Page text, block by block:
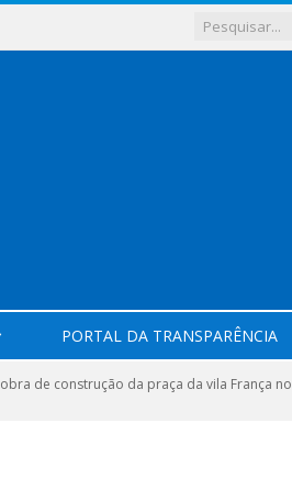
PORTAL DA TRANSPARÊNCIA
de construção da praça da vila França no